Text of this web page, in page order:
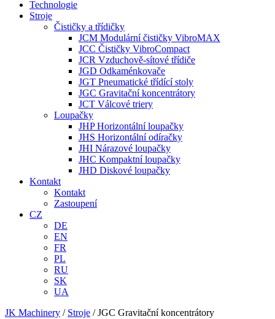
Technologie
Stroje
Čističky a třídičky
JCM Modulární čističky VibroMAX
JCC Čističky VibroCompact
JCR Vzduchově-sítové třídiče
JGD Odkaménkovače
JGT Pneumatické třídící stoly
JGC Gravitační koncentrátory
JCT Válcové triery
Loupačky
JHP Horizontální loupačky
JHS Horizontální odíračky
JHI Nárazové loupačky
JHC Kompaktní loupačky
JHD Diskové loupačky
Kontakt
Kontakt
Zastoupení
CZ
DE
EN
FR
PL
RU
SK
UA
JK Machinery / Stroje /JGC Gravitační koncentrátory